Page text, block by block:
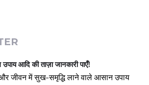
आदि की ताज़ा जानकारी पाएँ!
और जीवन में सुख-समृद्धि लाने वाले आसान उपाय